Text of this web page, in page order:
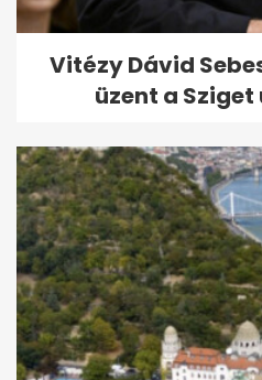
Vitézy Dávid
üzent a Sziget